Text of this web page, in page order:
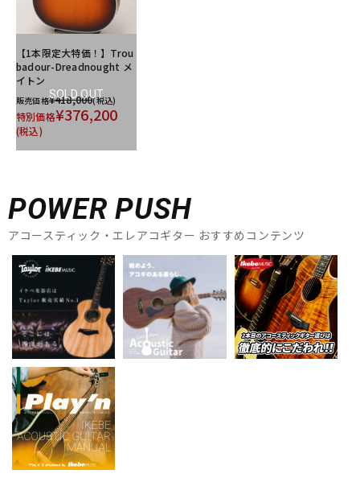
SOLD OUT
【1本限定大特価！】Trou
badour-Dreadnought メ
イトン
販売価格¥418,000(税込)
特別価格¥376,200
(税込)
POWER PUSH
アコースティック・エレアコギター おすすめコンテンツ